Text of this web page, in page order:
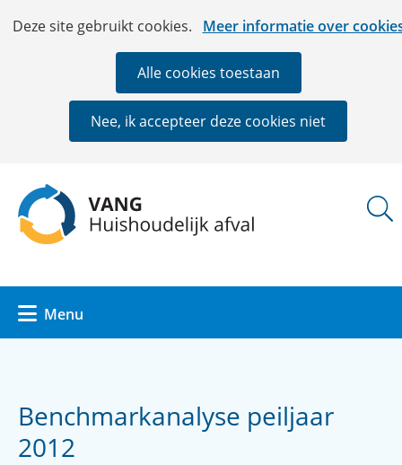
Cookies
Deze site gebruikt cookies. Meer informatie over
Hier
deze
website
worden
of
geweigerd.
Alle cookies toestaan
Nee, ik accepteer deze cookies niet
Ga
de
inhoud
Menu
Benchmarkanalyse peiljaar
2012